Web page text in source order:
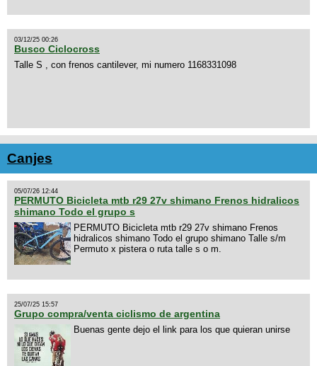
03/12/25 00:26
Busco Ciclocross
Talle S , con frenos cantilever, mi numero 1168331098
Canjes
05/07/26 12:44
PERMUTO Bicicleta mtb r29 27v shimano Frenos hidralicos
shimano Todo el grupo s
PERMUTO Bicicleta mtb r29 27v shimano Frenos
hidralicos shimano Todo el grupo shimano Talle s/m
Permuto x pistera o ruta talle s o m.
25/07/25 15:57
Grupo compra/venta ciclismo de argentina
Buenas gente dejo el link para los que quieran unirse